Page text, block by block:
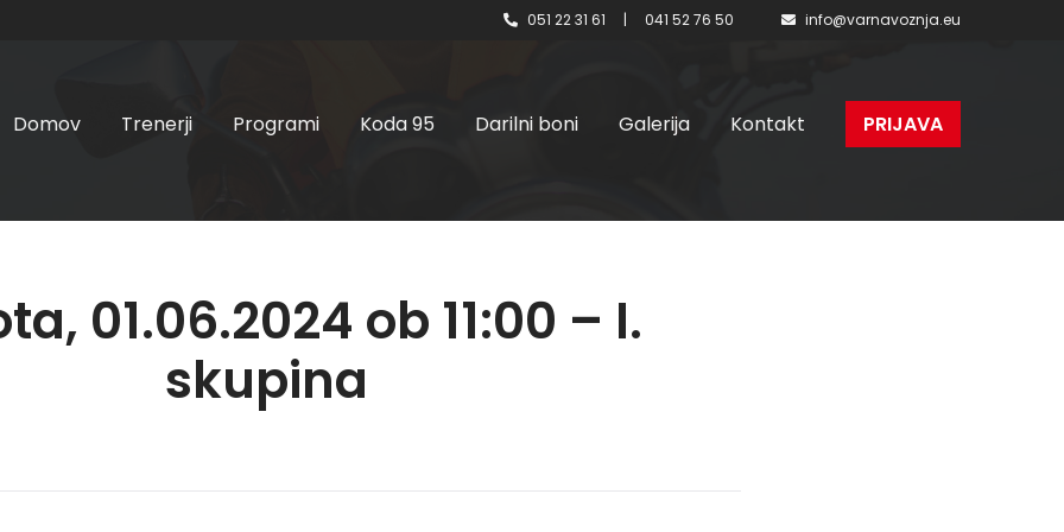
051 22 31 61 | 041 52 76 50 info@varnavoznja.eu
Domov Trenerji Programi Koda 95 Darilni boni Galerija Kontakt PRIJAVA
01.06.2024 ob 11:00 – I.
skupina